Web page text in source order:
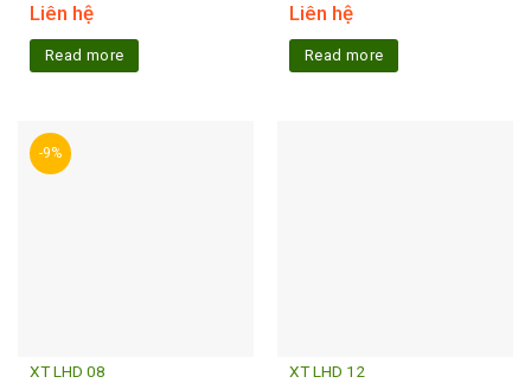
Liên hệ
Read more
Liên hệ
Read more
-9%
XT LHD 08 XT LHD 12